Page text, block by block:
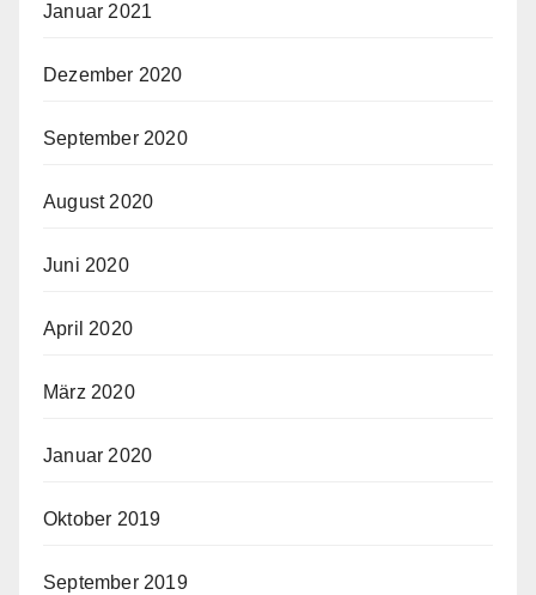
Januar 2021
Dezember 2020
September 2020
August 2020
Juni 2020
April 2020
März 2020
Januar 2020
Oktober 2019
September 2019